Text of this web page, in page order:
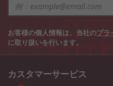
お客様の個人情報は、当社のプラ
に取り扱いを行います。
カスタマーサービス